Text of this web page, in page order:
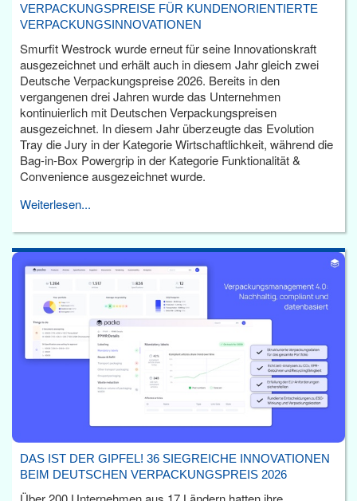
VERPACKUNGSPREISE FÜR KUNDENORIENTIERTE
VERPACKUNGSINNOVATIONEN
Smurfit Westrock wurde erneut für seine Innovationskraft
ausgezeichnet und erhält auch in diesem Jahr gleich zwei
Deutsche Verpackungspreise 2026. Bereits in den
vergangenen drei Jahren wurde das Unternehmen
kontinuierlich mit Deutschen Verpackungspreisen
ausgezeichnet. In diesem Jahr überzeugte das Evolution
Tray die Jury in der Kategorie Wirtschaftlichkeit, während die
Bag-in-Box Powergrip in der Kategorie Funktionalität &
Convenience ausgezeichnet wurde.
Weiterlesen...
DAS IST DER GIPFEL! 36 SIEGREICHE INNOVATIONEN
BEIM DEUTSCHEN VERPACKUNGSPREIS 2026